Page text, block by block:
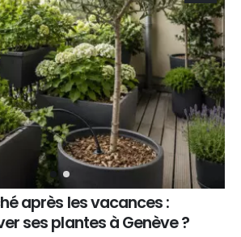
après les vacances :
ses plantes à Genève ?